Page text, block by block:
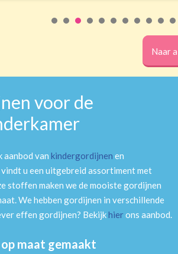
Naar
voor de
aanbod van kindergordijnen en
u een uitgebreid assortiment met
stoffen maken we de mooiste gordijnen
We hebben gordijnen in verschillende
effen gordijnen? Bekijkhierons aanbod.
maat gemaakt